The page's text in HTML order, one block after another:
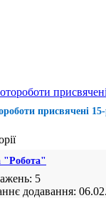
присвячені
"Робота"
5
додавання: